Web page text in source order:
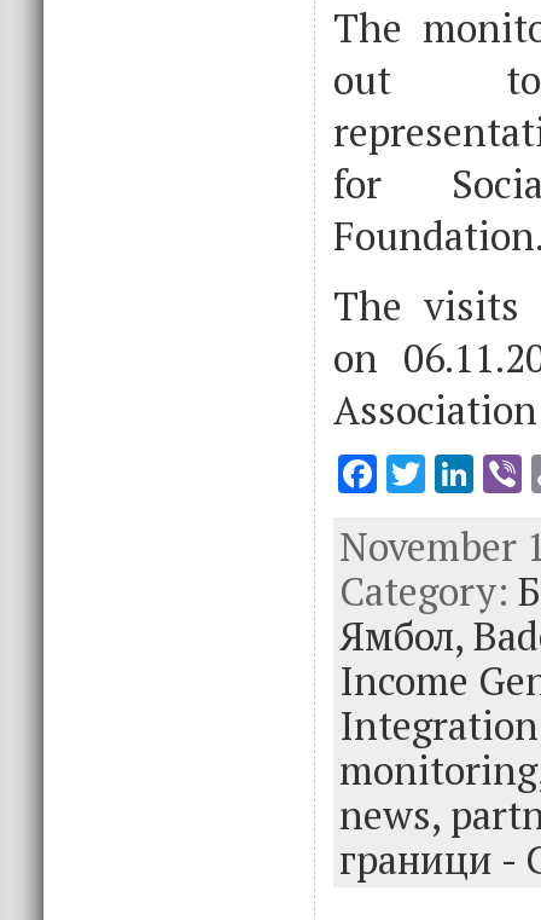
The
out
for
The visits
on
F
e
b
o
o
k
T
it
te
r
Li
k
e
dI
n
November
Category:
Ямбол,
Income
news,
граници -